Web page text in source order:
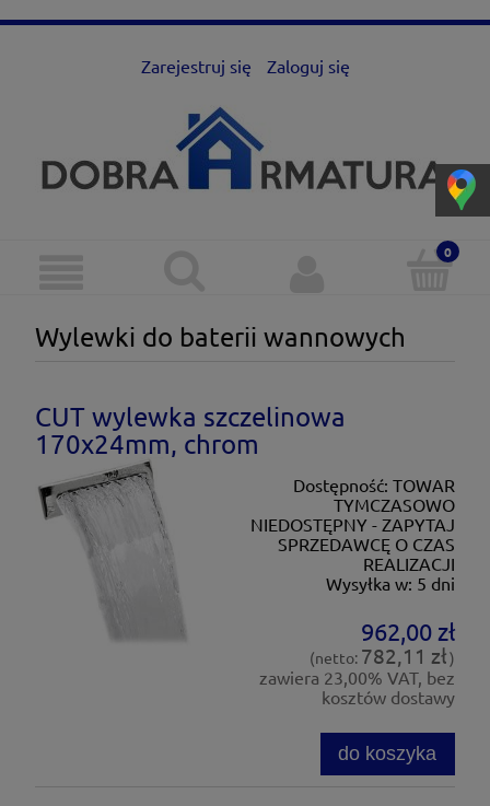
Zarejestruj się Zaloguj się
Wylewki do baterii wannowych
CUT wylewka szczelinowa
170x24mm, chrom
Dostępność: TOWAR
TYMCZASOWO
NIEDOSTĘPNY - ZAPYTAJ
SPRZEDAWCĘ O CZAS
REALIZACJI
Wysyłka w: 5 dni
962,00 zł
(netto: 782,11 zł)
zawiera 23,00% VAT, bez
kosztów dostawy
do koszyka